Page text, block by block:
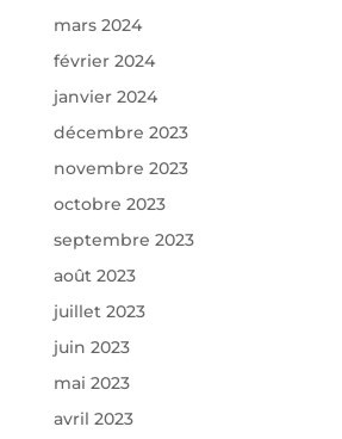
mars 2024
février 2024
janvier 2024
décembre 2023
novembre 2023
octobre 2023
septembre 2023
août 2023
juillet 2023
juin 2023
mai 2023
avril 2023